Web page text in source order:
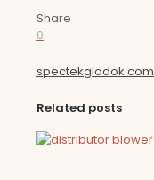
Share
0
spectekglodok.com
Related posts